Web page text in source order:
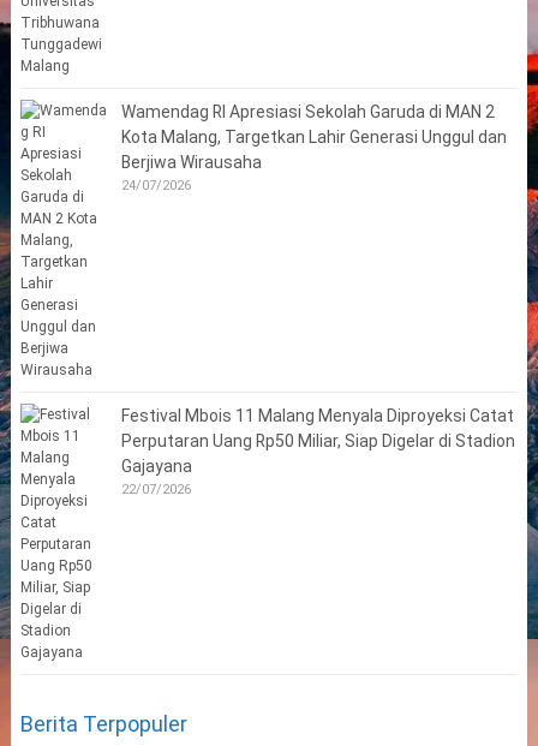
Wamendag RI Apresiasi Sekolah Garuda di MAN 2
Kota Malang, Targetkan Lahir Generasi Unggul dan
Berjiwa Wirausaha
24/07/2026
Festival Mbois 11 Malang Menyala Diproyeksi Catat
Perputaran Uang Rp50 Miliar, Siap Digelar di Stadion
Gajayana
22/07/2026
Berita Terpopuler